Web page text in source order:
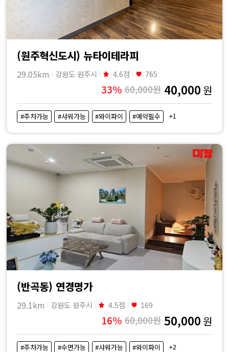
(원주혁신도시) 뉴타이테라피
29.05km 강원도 원주시 4.6점 765
33% 60,000원 40,000 원
#주차가능 #샤워가능 #와이파이 #예약필수 +1
(반곡동) 연경명가
29.1km 강원도 원주시 4.5점 169
16% 60,000원 50,000 원
#주차가능 #수면가능 #샤워가능 #와이파이 +2